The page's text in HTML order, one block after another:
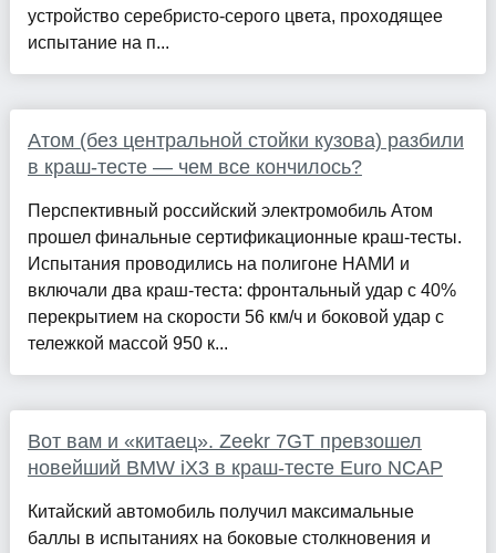
устройство серебристо-серого цвета, проходящее
испытание на п...
Атом (без центральной стойки кузова) разбили
в краш-тесте — чем все кончилось?
Перспективный российский электромобиль Атом
прошел финальные сертификационные краш-тесты.
Испытания проводились на полигоне НАМИ и
включали два краш-теста: фронтальный удар с 40%
перекрытием на скорости 56 км/ч и боковой удар с
тележкой массой 950 к...
Вот вам и «китаец». Zeekr 7GT превзошел
новейший BMW iX3 в краш-тесте Euro NCAP
Китайский автомобиль получил максимальные
баллы в испытаниях на боковые столкновения и